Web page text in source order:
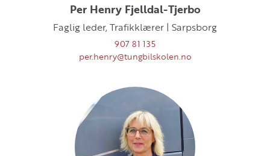
Per Henry Fjelldal-Tjerbo
Faglig leder, Trafikklærer | Sarpsborg
907 81 135
per.henry@tungbilskolen.no